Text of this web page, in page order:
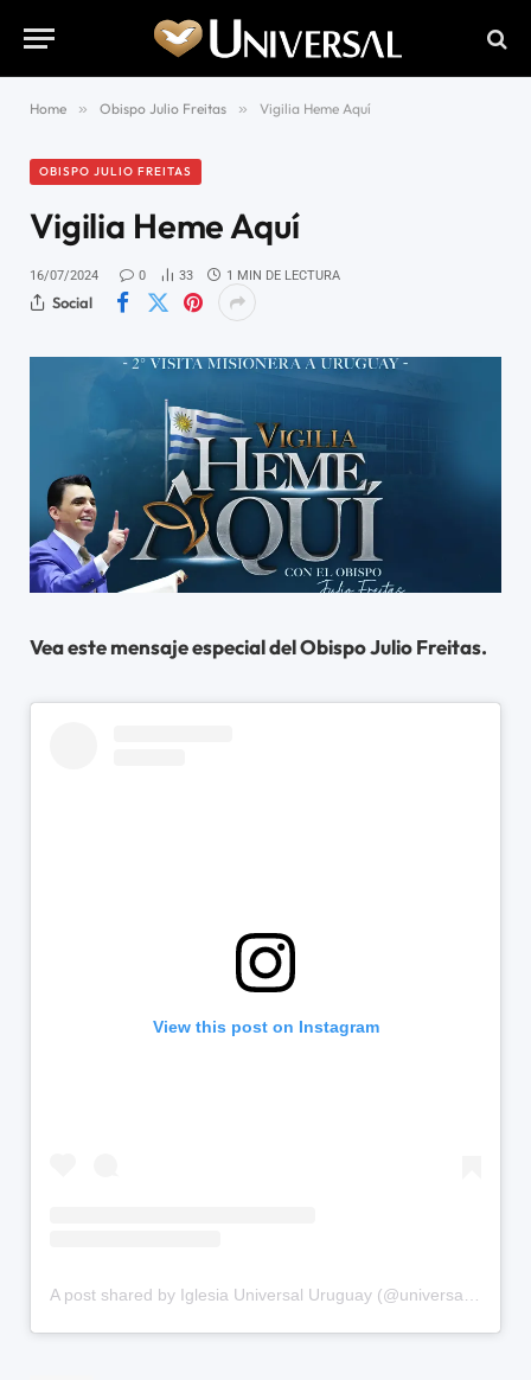
Home » Obispo Julio Freitas » Vigilia Heme Aquí
OBISPO JULIO FREITAS
Vigilia Heme Aquí
16/07/2024 0 33 1 MIN DE LECTURA
Social
Vea este mensaje especial del Obispo Julio Freitas.
View this post on Instagram